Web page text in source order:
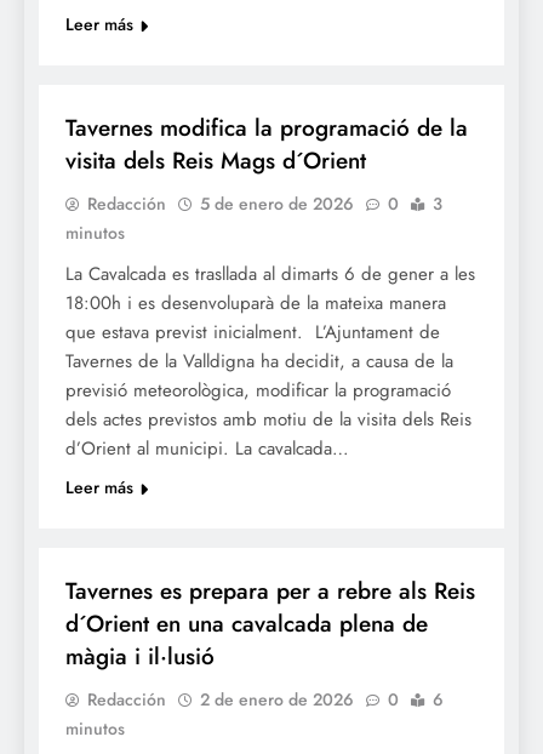
Leer más
Tavernes modifica la programació de la
visita dels Reis Mags d´Orient
Redacción 5 de enero de 2026 0
3
minutos
La Cavalcada es trasllada al dimarts 6 de gener a les
18:00h i es desenvoluparà de la mateixa manera
que estava previst inicialment. L’Ajuntament de
Tavernes de la Valldigna ha decidit, a causa de la
previsió meteorològica, modificar la programació
dels actes previstos amb motiu de la visita dels Reis
d’Orient al municipi. La cavalcada…
Leer más
Tavernes es prepara per a rebre als Reis
d´Orient en una cavalcada plena de
màgia i il·lusió
Redacción 2 de enero de 2026 0
6
minutos